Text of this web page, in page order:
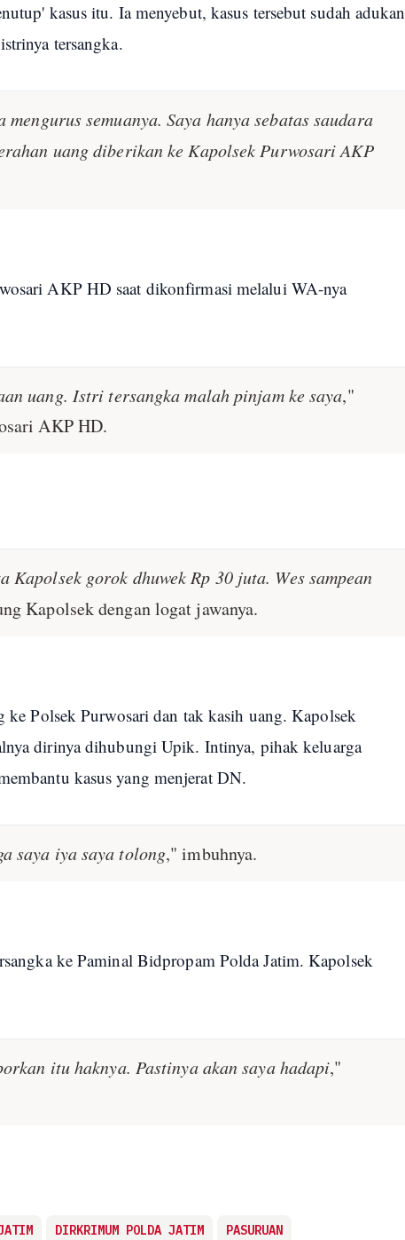
kasus itu. Ia menyebut, kasus tersebut sudah adukan
tersangka.
semuanya. Saya hanya sebatas saudara
uang diberikan ke Kapolsek Purwosari AKP
AKP HD saat dikonfirmasi melalui WA-nya
uang. Istri tersangka malah pinjam ke saya,"
AKP HD.
Kapolsek gorok dhuwek Rp 30 juta. Wes sampean
Kapolsek dengan logat jawanya.
ke Polsek Purwosari dan tak kasih uang. Kapolsek
dirinya dihubungi Upik. Intinya, pihak keluarga
kasus yang menjerat DN.
saya iya saya tolong," imbuhnya.
ke Paminal Bidpropam Polda Jatim. Kapolsek
itu haknya. Pastinya akan saya hadapi,"
DIRKRIMUM POLDA JATIM PASURUAN